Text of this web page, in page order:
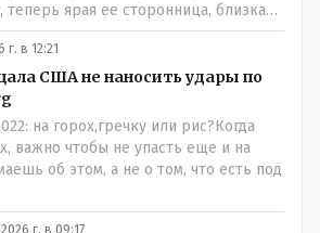
теперь ярая ее сторонница, близкая
страны тем более, которые
убежище, чтоб он бежал и
потом на 180 или 360 градусов,
как он не сдался, но ты же там сам
о тех, на кого работаешь.. Это
и ничего личного. Победим мы, они
и все это понимают..
г. в 12:21
США не наносить удары по
на горох,гречку или рис?Когда
важно чтобы не упасть еще и на
об этом, а не о том, что есть под
г. в 09:17